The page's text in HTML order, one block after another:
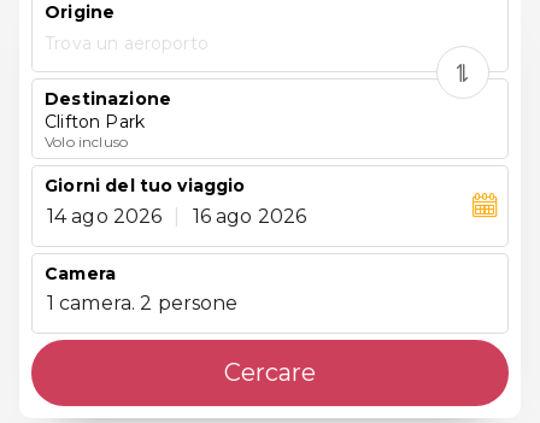
Origine
Trova un aeroporto
Destinazione
Clifton Park
Volo incluso
Giorni del tuo viaggio
14 ago 2026 16 ago 2026
Camera
1 camera. 2 persone
Cercare